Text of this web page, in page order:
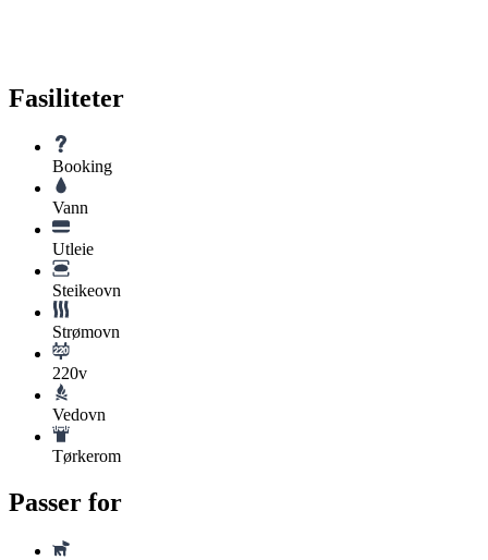
Fasiliteter
Booking
Vann
Utleie
Steikeovn
Strømovn
220v
Vedovn
Tørkerom
Passer for